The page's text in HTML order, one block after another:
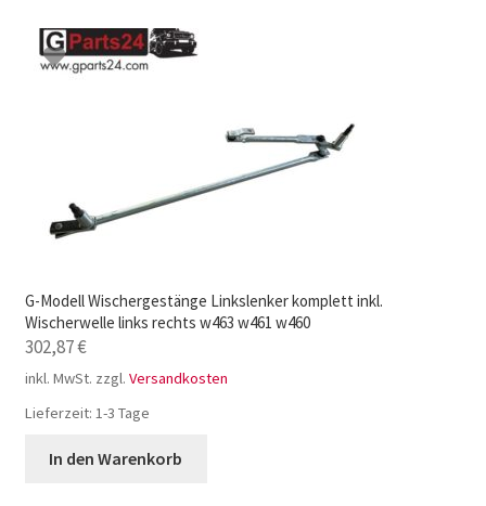
G-Modell Wischergestänge Linkslenker komplett inkl.
Wischerwelle links rechts w463 w461 w460
302,87€
inkl. MwSt. zzgl. Versandkosten
Lieferzeit: 1-3 Tage
In den Warenkorb